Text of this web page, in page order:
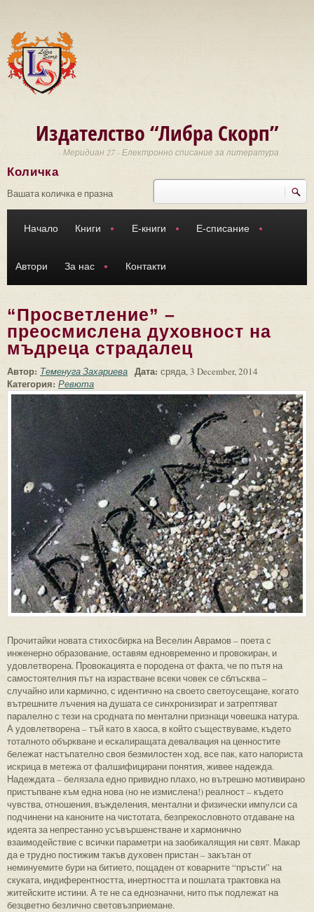
Издателство “Либра Скорп”
Меридиан 27 - Електронно списание за литература
Търси
Количка
Вашата количка е празна
Начало Книги Е-книги Е-списание
Автори За нас Контакти
“Просветление” –
преосмислена духовност на
мъдреца страдалец
Автор: Теменуга Захариева Дата: сряда, 3 December, 2014
Категория: Ревюта
Прочитайки новата стихосбирка на Веселин Аврамов – поета с
инженерно образование, оставям едновременно и провокиран, и
удовлетворена. Провокацията е породена от факта, че по пътя на
самостоятелния път на израстване всеки човек се сблъсква –
случайно или кармично, с идентично на своето светоусещане, когато
вътрешните лъчения на душата се синхронизират и затрептяват
паралелно с тези на сродната по ментални признаци човешка натура.
А удовлетворена – тъй като в хаоса, в който съществуваме, където
тоталното объркване и ескалиращата девалвация на ценностите
бележат настъпателно своя безмилостен ход, все пак, като напориста
искрица в метежа от фалшифицирани понятия, живее надежда.
Надеждата – белязала едно привидно плахо, но вътрешно мотивирано
пристъпване към една нова (но не измислена!) реалност – където
чувства, отношения, въжделения, ментални и физически импулси са
подчинени на каноните на чистотата, безпрекословното отдаване на
идеята за непрестанно усъвършенстване и хармонично
взаимодействие с всички параметри на заобикалящия ни свят. Макар
да е трудно постижим такъв духовен пристан – закътан от
неминуемите бури на битието, пощаден от коварните “пръсти” на
скуката, индиферентността, инертността и пошлата трактовка на
житейските истини. А те не са еднозначни, нито пък подлежат на
безцветно безлично световъзприемане.